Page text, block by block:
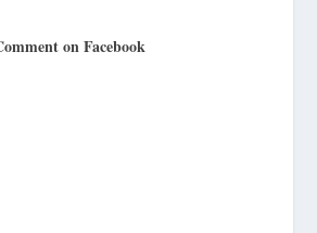
on Facebook